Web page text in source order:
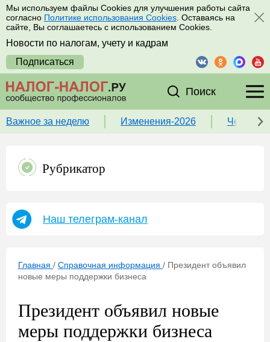
Мы используем файлы Cookies для улучшения работы сайта
согласно Политике использования Cookies . Оставаясь на
сайте, Вы соглашаетесь с использованием Cookies.
Новости по налогам, учету и кадрам
Подписаться
Поиск
Важное за неделю Изменения-2026 Чек-
Рубрикатор
Наш телеграм-канал
Главная / Справочная информация / Президент объявил
новые меры поддержки бизнеса
Президент объявил новые
меры поддержки бизнеса